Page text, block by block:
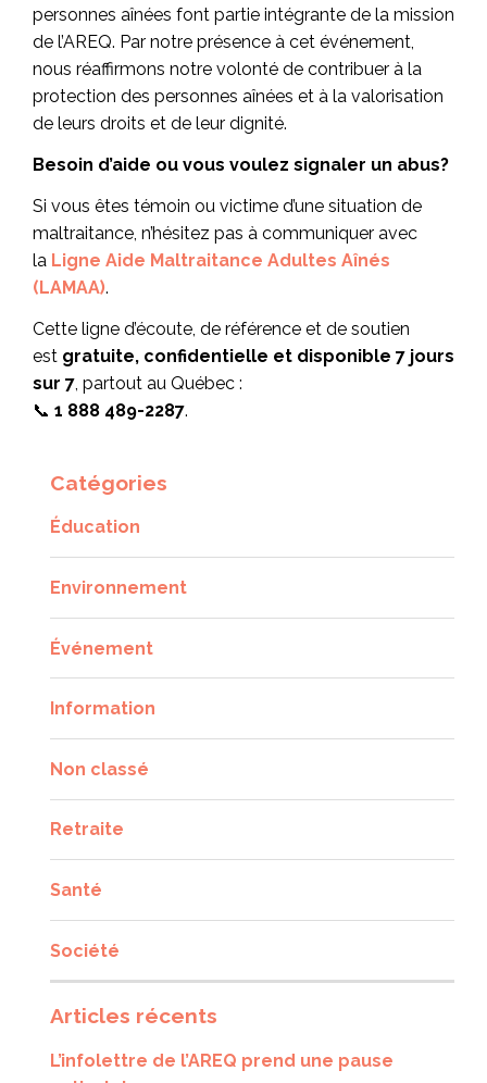
personnes aînées font partie intégrante de la mission
de l’AREQ. Par notre présence à cet événement,
nous réaffirmons notre volonté de contribuer à la
protection des personnes aînées et à la valorisation
de leurs droits et de leur dignité.
Besoin d’aide ou vous voulez signaler un abus?
Si vous êtes témoin ou victime d’une situation de
maltraitance, n’hésitez pas à communiquer avec
la Ligne Aide Maltraitance Adultes Aînés
(LAMAA).
Cette ligne d’écoute, de référence et de soutien
est gratuite, confidentielle et disponible 7 jours
sur 7 , partout au Québec :
📞 1 888 489-2287.
Catégories
Éducation
Environnement
Événement
Information
Non classé
Retraite
Santé
Société
Articles récents
L’infolettre de l’AREQ prend une pause